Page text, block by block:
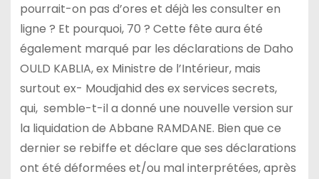
pourrait-on pas d’ores et déjà les consulter en
ligne ? Et pourquoi, 70 ? Cette fête aura été
également marqué par les déclarations de Daho
OULD KABLIA, ex Ministre de l’Intérieur, mais
surtout ex- Moudjahid des ex services secrets,
qui, semble-t-il a donné une nouvelle version sur
la liquidation de Abbane RAMDANE. Bien que ce
dernier se rebiffe et déclare que ses déclarations
ont été déformées et/ou mal interprétées, après